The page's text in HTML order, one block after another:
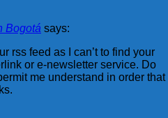
Bogotá says:
rss feed as I can’t to find your
or e-newsletter service. Do
me understand in order that